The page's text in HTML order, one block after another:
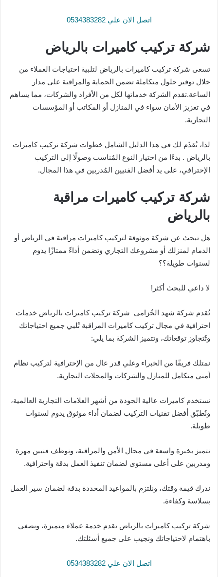
اتصل الان علي 0534383282
شركة تركيب كاميرات بالرياض
تسعى شركة تركيب كاميرات بالرياض لتلبية احتياجات العملاء من
خلال توفير حلول متكاملة تضمن الحماية والمراقبة على مدار
الساعة.تقدم الشركة خدماتها لكل من الأفراد والشركات، مما يساهم
في تعزيز الأمان سواء في المنازل أو المكاتب أو المؤسسات
التجارية.
لذا، نُقدّم لك في هذا الدليل الشامل خطوات شركة تركيب كاميرات
بالرياض . بدءًا من اختيار النوع المُناسب وصولًا إلى التركيب
الإحترافي، على يد أفضل الفنيين المُدربين في هذا المجال.
شركة تركيب كاميرات مراقبة
بالرياض
هل تبحث عن شركة موثوقة لتركيب كاميرات مراقبة في الرياض أو
الدمام لمنزلك أو مشروعك التجاري وتضمن أداءً ممتازًا يدوم
لسنوات طويلة؟؟
لا داعي للبحث أكثر!
تُقدم شركة شهد الخُزامى شركة تركيب كاميرات بالرياض خدمات
احترافية في مجال تركيب كاميرات المراقبة تُلبي جميع احتياجاتك
وتُتجاوز توقعاتك، وتتميز الشركة بما يلي:
نمتلك فريقًا من الخبراء وعلي قدر عال من الإحترافية لتركيب نظام
أمني متكامل للمنازل والشركات والمحلات التجارية.
نستخدم كاميرات عالية الجودة من أشهر العلامات التجارية العالمية،
ونُطبّق أفضل تقنيات التركيب لضمان أداء موثوق يدوم لسنوات
طويلة.
نتميز بخبرة واسعة في مجال الأمن والمراقبة، ونوظف فنيين مهرة
ومدربين على أعلى مستوى لضمان تنفيذ العمل بدقة واحترافية.
ندرك قيمة وقتك، ونلتزم بالمواعيد المحددة بدقة لضمان سير العمل
بسلاسة وكفاءة.
شركة تركيب كاميرات بالرياض تقدم خدمة عملاء متميزة، ونصغي
باهتمام لاحتياجاتك ونجيب على جميع أسئلتك.
اتصل الان علي 0534383282